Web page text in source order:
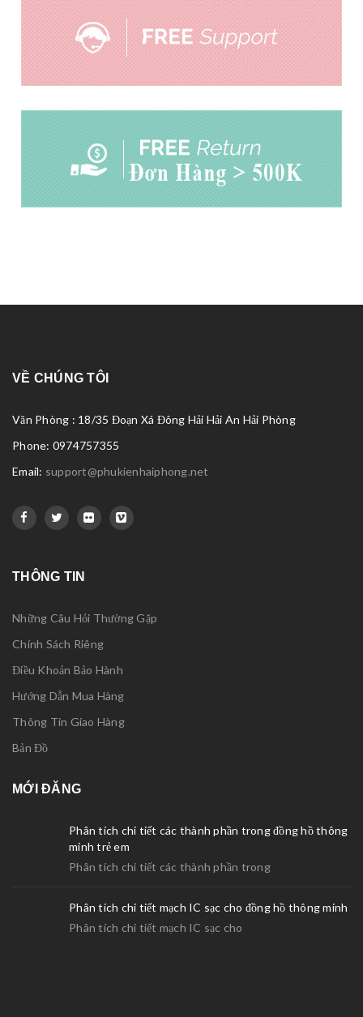
VỀ CHÚNG TÔI
Văn Phòng : 18/35 Đoạn Xá Đông Hải Hải An Hải Phòng
Phone: 0974757355
Email: support@phukienhaiphong.net
THÔNG TIN
Những Câu Hỏi Thường Gặp
Chính Sách Riêng
Điều Khoản Bảo Hành
Hướng Dẫn Mua Hàng
Thông Tin Giao Hàng
Bản Đồ
MỚI ĐĂNG
Phân tích chi tiết các thành phần trong đồng hồ thông
minh trẻ em
Phân tích chi tiết các thành phần trong
Phân tích chi tiết mạch IC sạc cho đồng hồ thông minh
Phân tích chi tiết mạch IC sạc cho